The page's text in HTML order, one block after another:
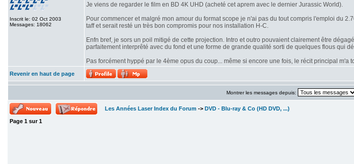
Inscrit le: 02 Oct 2003
Messages: 18062
Je viens de regarder le film en BD 4K UHD (acheté cet aprem avec le dernier Jurassic World).
Pour commencer et malgré mon amour du format scope je n'ai pas du tout compris l'emploi du
taff et serait resté un très bon compromis pour nos installation H-C.
Enfn bref, je sors un poil mitigé de cette projection. Intro et outro pouvaient clairement être
parfaitement interprêté avec du fond et une forme de grande qualité sorti de quelques flous qui
Pas forcément hyppé par le 4ème opus du coup... même si encore une fois, le récit principal m'a
Revenir en haut de page
Montrer les messages depuis:
Les Années Laser Index du Forum -> DVD - Blu-ray & Co (HD DVD, ...)
Page 1 sur1